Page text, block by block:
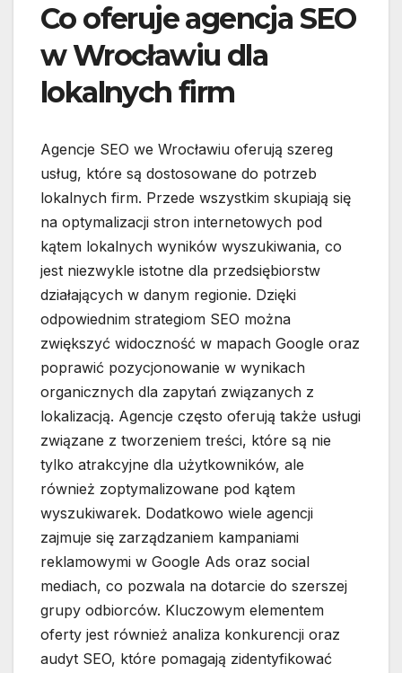
Co oferuje agencja SEO
w Wrocławiu dla
lokalnych firm
Agencje SEO we Wrocławiu oferują szereg
usług, które są dostosowane do potrzeb
lokalnych firm. Przede wszystkim skupiają się
na optymalizacji stron internetowych pod
kątem lokalnych wyników wyszukiwania, co
jest niezwykle istotne dla przedsiębiorstw
działających w danym regionie. Dzięki
odpowiednim strategiom SEO można
zwiększyć widoczność w mapach Google oraz
poprawić pozycjonowanie w wynikach
organicznych dla zapytań związanych z
lokalizacją. Agencje często oferują także usługi
związane z tworzeniem treści, które są nie
tylko atrakcyjne dla użytkowników, ale
również zoptymalizowane pod kątem
wyszukiwarek. Dodatkowo wiele agencji
zajmuje się zarządzaniem kampaniami
reklamowymi w Google Ads oraz social
mediach, co pozwala na dotarcie do szerszej
grupy odbiorców. Kluczowym elementem
oferty jest również analiza konkurencji oraz
audyt SEO, które pomagają zidentyfikować